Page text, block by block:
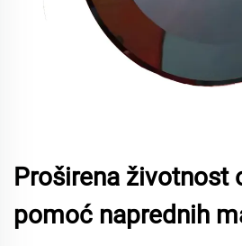
Proširena životnost
pomoć naprednih